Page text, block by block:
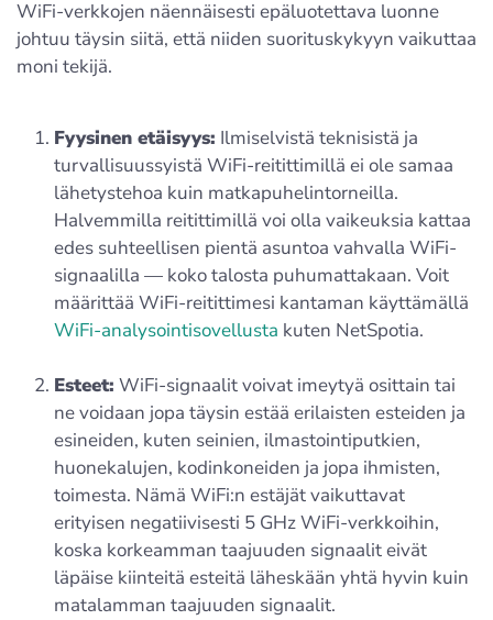
WiFi-verkkojen näennäisesti epäluotettava luonne
johtuu täysin siitä, että niiden suorituskykyyn vaikuttaa
moni tekijä.
Fyysinen etäisyys: Ilmiselvistä teknisistä ja
turvallisuussyistä WiFi-reitittimillä ei ole samaa
lähetystehoa kuin matkapuhelintorneilla.
Halvemmilla reitittimillä voi olla vaikeuksia kattaa
edes suhteellisen pientä asuntoa vahvalla WiFi-
signaalilla — koko talosta puhumattakaan. Voit
määrittää WiFi-reitittimesi kantaman käyttämällä
WiFi-analysointisovellusta kuten NetSpotia.
Esteet: WiFi-signaalit voivat imeytyä osittain tai
ne voidaan jopa täysin estää erilaisten esteiden ja
esineiden, kuten seinien, ilmastointiputkien,
huonekalujen, kodinkoneiden ja jopa ihmisten,
toimesta. Nämä WiFi:n estäjät vaikuttavat
erityisen negatiivisesti 5 GHz WiFi-verkkoihin,
koska korkeamman taajuuden signaalit eivät
läpäise kiinteitä esteitä läheskään yhtä hyvin kuin
matalamman taajuuden signaalit.